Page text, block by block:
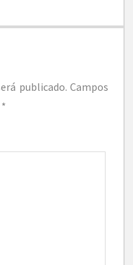
publicado. Campos
*